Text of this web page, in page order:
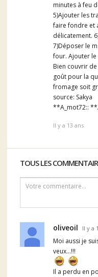
minutes à feu
5)Ajouter les
faire fondre et
délicatement.
7)Déposer le
four. Ajouter le
Bien couvrir
goût pour la
fromage soit
source: Sakya
**A_mot72::
Il y a 13 ans
TOUS LES
Votre commentaire...
oliveoil Il y a
Moi aussi je
veux...!!!
Il a perdu en